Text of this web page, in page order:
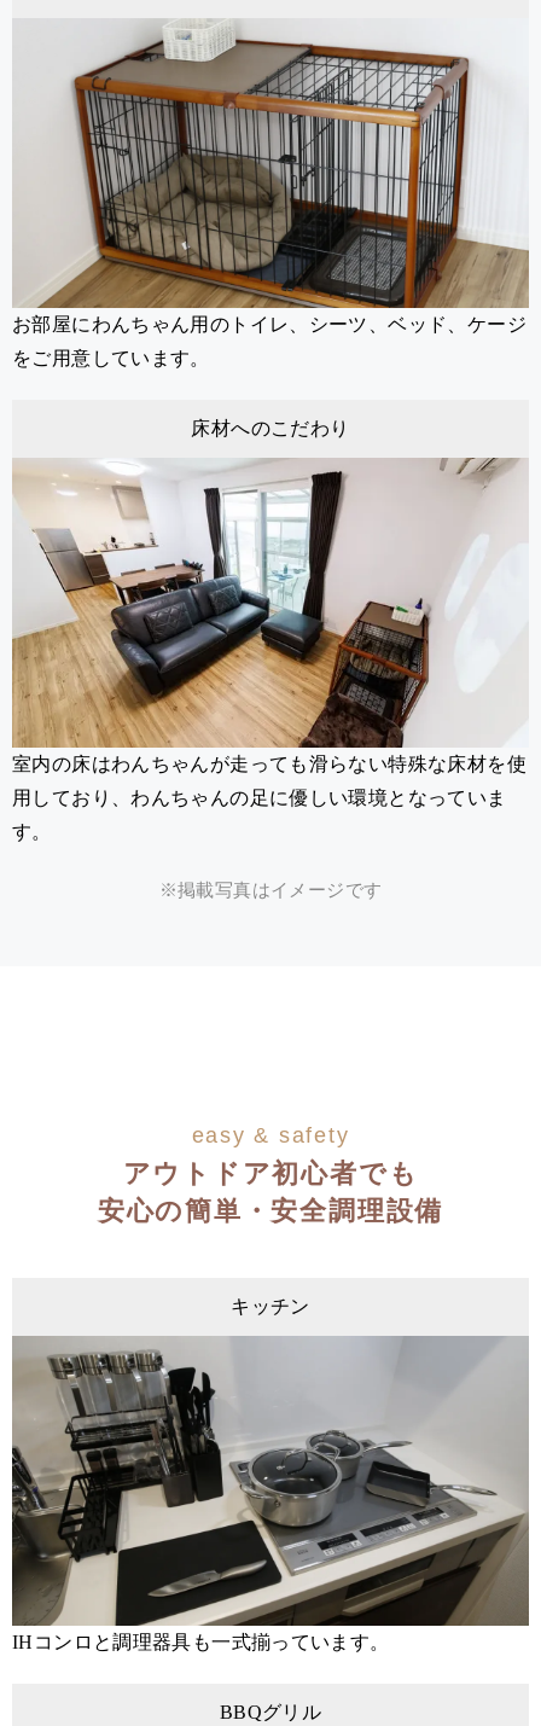
お部屋にわんちゃん用のトイレ、シーツ、ベッド、ケージ
をご用意しています。
床材へのこだわり
室内の床はわんちゃんが走っても滑らない特殊な床材を使
用しており、わんちゃんの足に優しい環境となっていま
す。
※掲載写真はイメージです
easy & safety
アウトドア初心者でも
安心の簡単・安全調理設備
キッチン
IHコンロと調理器具も一式揃っています。
BBQグリル